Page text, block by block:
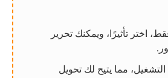
اختر تأثيرًا، ويمكنك تحرير
مما يتيح لك تحويل